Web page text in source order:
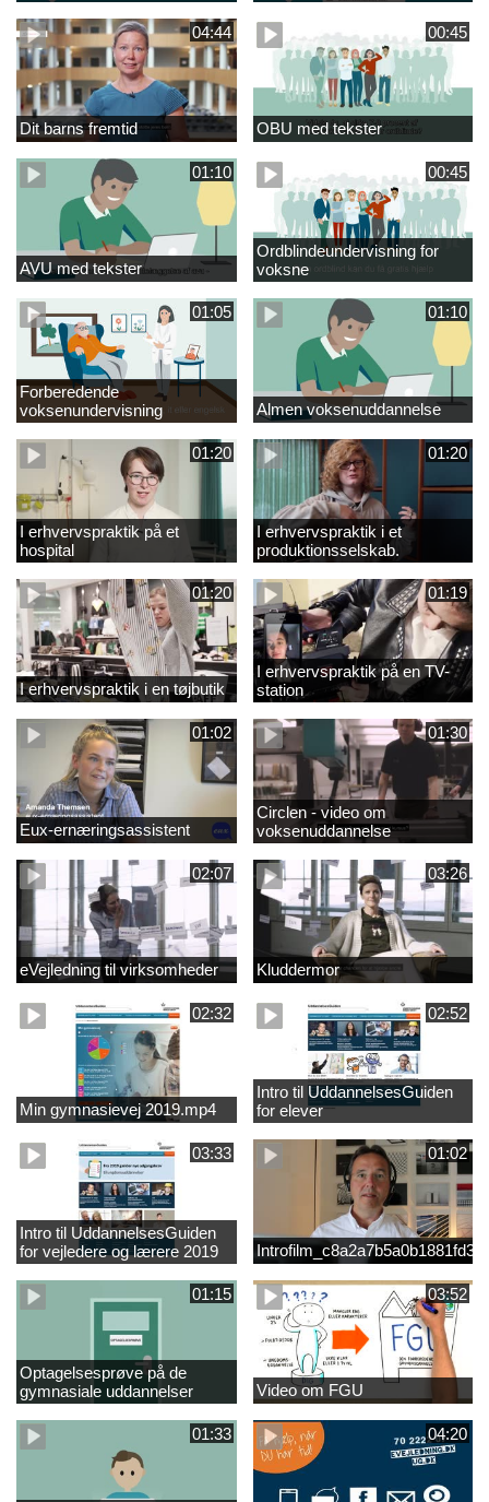
04:44
Dit barns fremtid
00:45
OBU med tekster
01:10
AVU med tekster
00:45
Ordblindeundervisning for
voksne
01:05
Forberedende
voksenundervisning
01:10
Almen voksenuddannelse
01:20
I erhvervspraktik på et
hospital
01:20
I erhvervspraktik i et
produktionsselskab.
01:20
I erhvervspraktik i en tøjbutik
01:19
I erhvervspraktik på en TV-
station
01:02
Eux-ernæringsassistent
01:30
Circlen - video om
voksenuddannelse
02:07
eVejledning til virksomheder
03:26
Kluddermor
02:32
Min gymnasievej 2019.mp4
02:52
Intro til UddannelsesGuiden
for elever
03:33
Intro til UddannelsesGuiden
for vejledere og lærere 2019
01:02
01:15
Optagelsesprøve på de
gymnasiale uddannelser
03:52
Video om FGU
01:33 04:20